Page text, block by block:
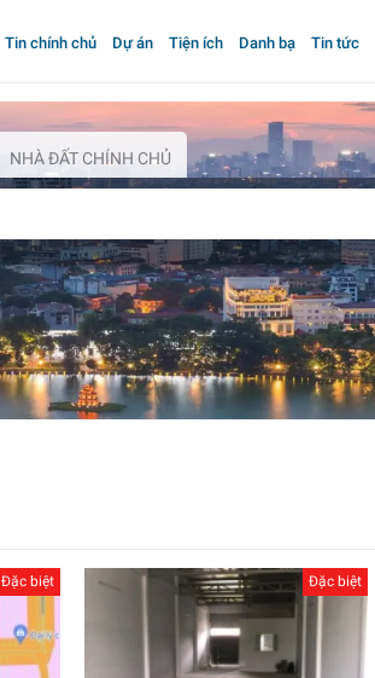
Tin chính chủ Dự án Tiện ích Danh bạ Tin tức
NHÀ ĐẤT CHÍNH CHỦ
Đặc biệt Đặc biệt